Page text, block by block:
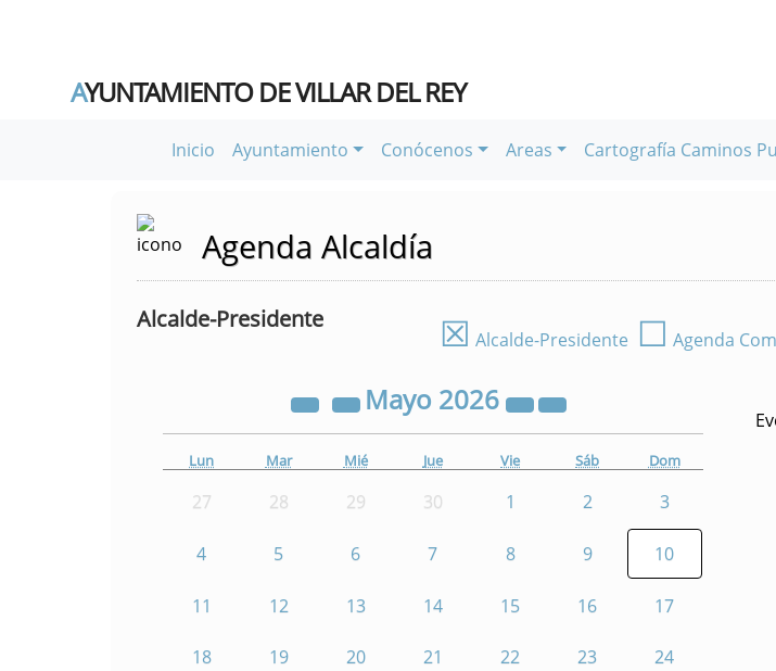
AYUNTAMIENTO DE VILLAR DEL REY
Inicio Ayuntamiento Conócenos Areas Cartografía Caminos
Agenda Alcaldía
Alcalde-Presidente ☒ Alcalde-Presidente ☐ Agenda
Mayo 2026
Lun Mar Mié Jue Vie Sáb Dom
27 28 29 30 1 2 3
4 5 6 7 8 9 10
11 12 13 14 15 16 17
18 19 20 21 22 23 24